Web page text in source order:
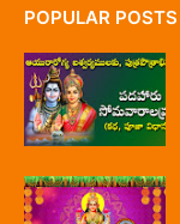
POPULAR POSTS